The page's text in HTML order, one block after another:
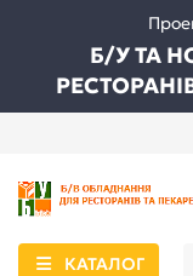
Б/У ТА
КАТАЛОГ